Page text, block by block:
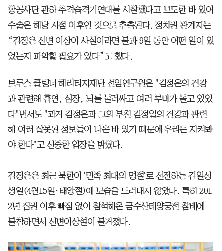
항공사단 관하 추격습격기연대를 시찰했다고 보도한 바 있어
수술은 해당 시점 이후인 것으로 추측된다. 정치권 관계자는
“김정은 신변 이상이 사실이라면 불과 9일 동안 어떤 일이 있
었는지 파악할 필요가 있다”고 했다.
브루스 클링너 해리티지재단 선임연구원은 "김정은의 건강
과 관련해 흡연, 심장, 뇌를 둘러싸고 여러 루머가 돌고 있었
다"면서도 "과거 김정은과 그의 부친 김정일의 건강과 관련
해 여러 잘못된 정보들이 나온 바 있기 때문에 우리는 지켜봐
야 한다"고 신중한 입장을 밝혔다.
김정은은 최근 북한이 '민족 최대의 명절'로 선전하는 김일성
생일(4월15일·태양절)에 모습을 드러내지 않았다. 특히 201
2년 집권 이후 빠짐 없이 참석해온 금수산태양궁전 참배에
불참하면서 신변이상설이 불거졌다.